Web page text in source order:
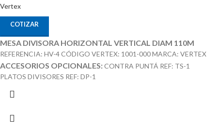
Vertex
COTIZAR
MESA DIVISORA HORIZONTAL VERTICAL DIAM 110M
REFERENCIA: HV-4 CÓDIGO VERTEX: 1001-000 MARCA: VERTEX
ACCESORIOS OPCIONALES:CONTRA PUNTÁ REF: TS-1
PLATOS DIVISORES REF: DP-1